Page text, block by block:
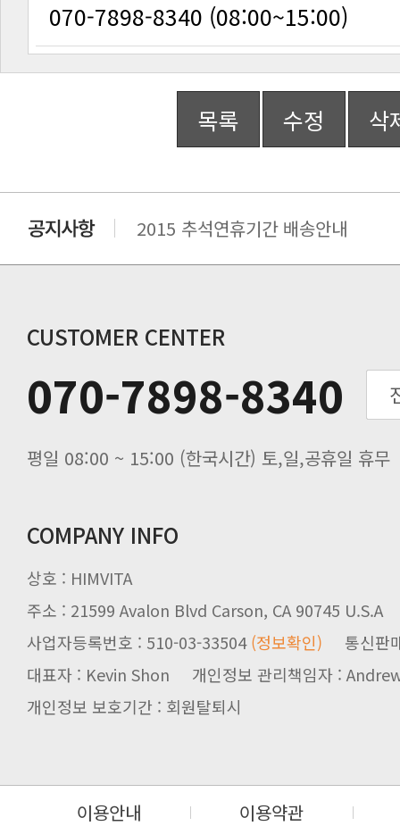
070-7898-8340 (08:00~15:00)
목록 수정 삭
2015 추석연휴기간 배송안내
추수감사절 배송안내
추석기간 배송안내
노동절(9월3일) 배송업무 안내
입금 고객님을 찾습니다.
CUSTOMER CENTER
070-7898-8340
평일 08:00 ~ 15:00 (한국시간) 토,일,공휴일 휴무
COMPANY INFO
상호 : HIMVITA
주소 : 21599 Avalon Blvd Carson, CA 90745 U.S.A
사업자등록번호 : 510-03-33504(정보확인) 통신판
대표자 : Kevin Shon 개인정보 관리책임자 :
개인정보 보호기간 : 회원탈퇴시
이용안내 이용약관